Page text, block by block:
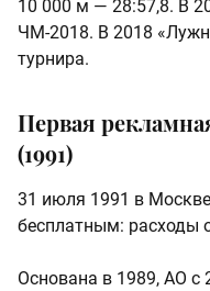
10 000 м — 28:57,8. В
ЧМ‑2018. В 2018
турнира.
Первая
(1991)
31 июля 1991 в
бесплатным: расходы
Основана в 1989, АО с